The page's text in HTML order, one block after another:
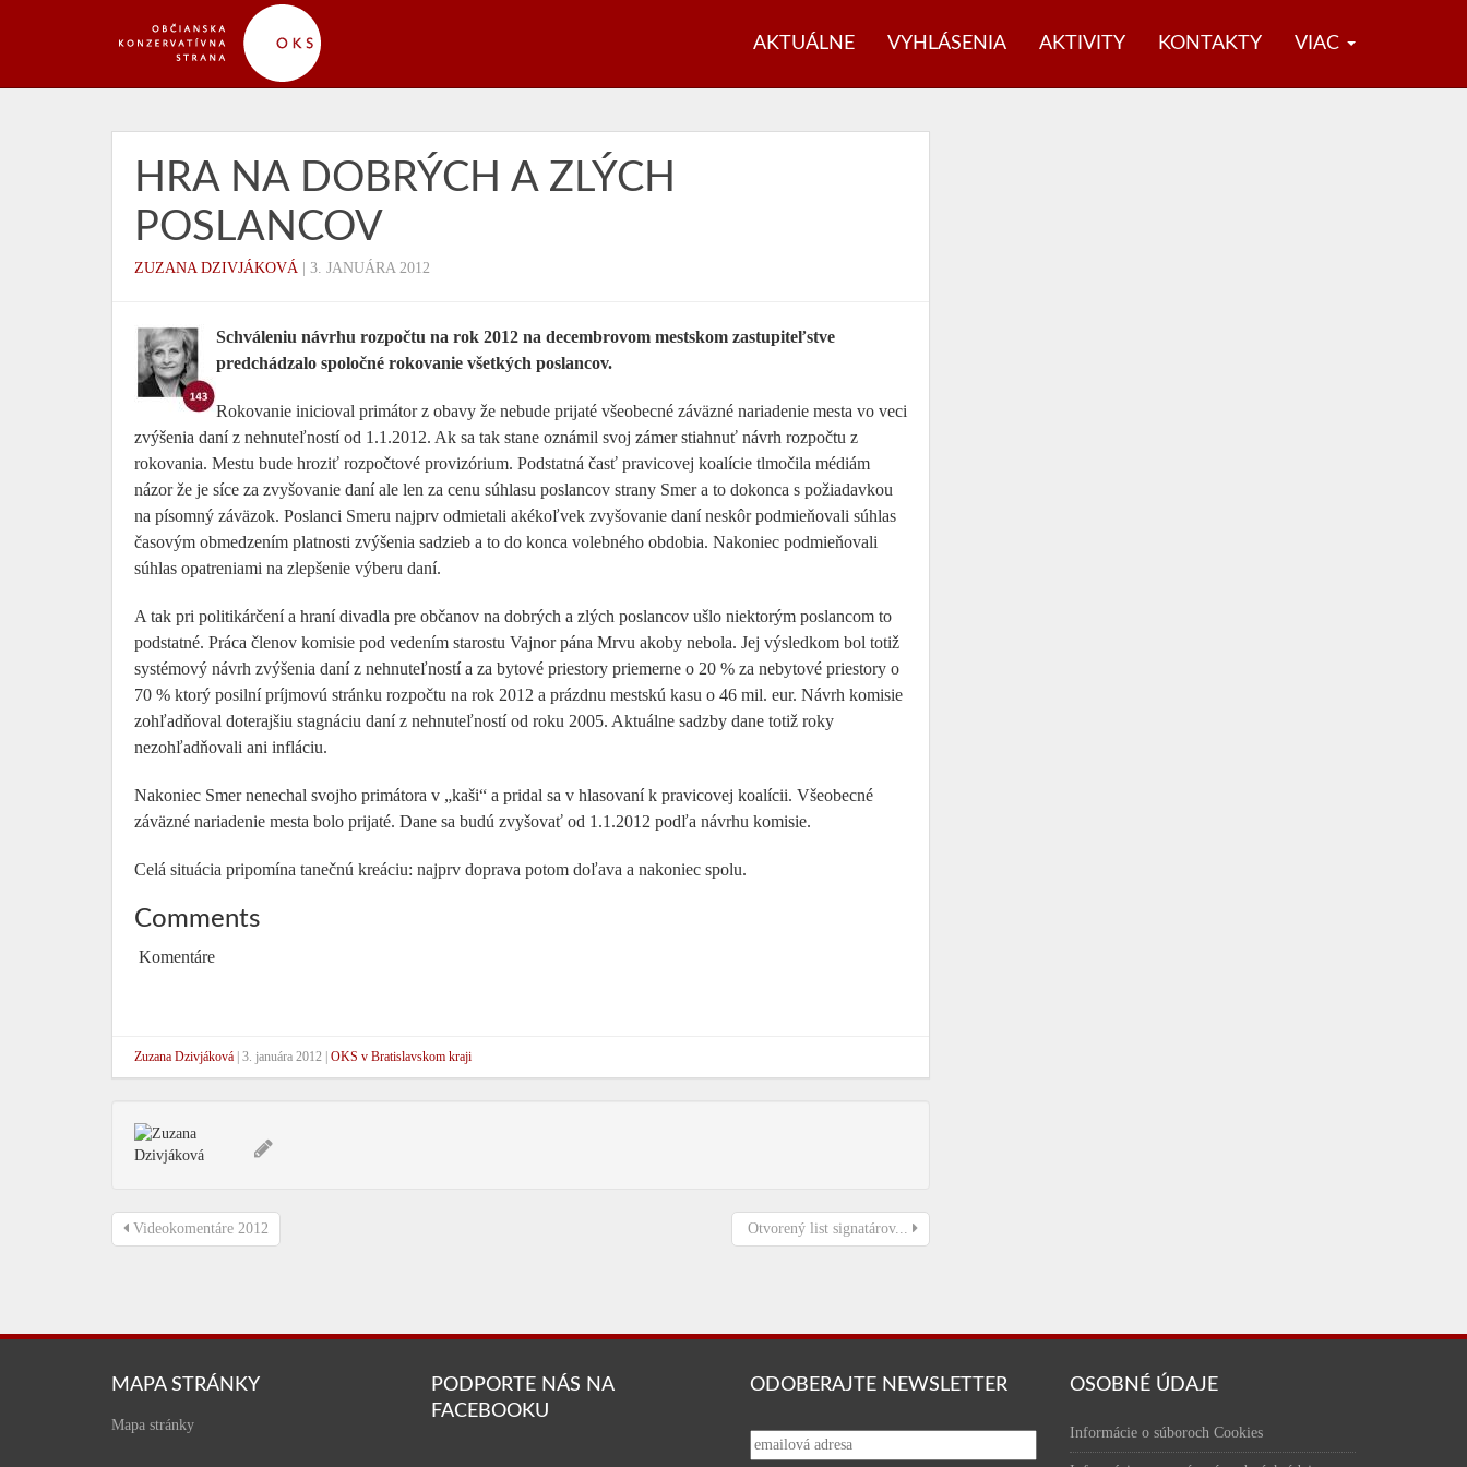
AKTUÁLNE VYHLÁSENIA AKTIVITY KONTAKTY VIAC
HRA NA DOBRÝCH A ZLÝCH
POSLANCOV
ZUZANA DZIVJÁKOVÁ 3. JANUÁRA 2012
Schváleniu návrhu rozpočtu na rok 2012 na decembrovom mestskom zastupiteľstve
predchádzalo spoločné rokovanie všetkých poslancov.
Rokovanie inicioval primátor z obavy že nebude prijaté všeobecné záväzné nariadenie mesta vo veci
zvýšenia daní z nehnuteľností od 1.1.2012. Ak sa tak stane oznámil svoj zámer stiahnuť návrh rozpočtu z
rokovania. Mestu bude hroziť rozpočtové provizórium. Podstatná časť pravicovej koalície tlmočila médiám
názor že je síce za zvyšovanie daní ale len za cenu súhlasu poslancov strany Smer a to dokonca s požiadavkou
na písomný záväzok. Poslanci Smeru najprv odmietali akékoľvek zvyšovanie daní neskôr podmieňovali súhlas
časovým obmedzením platnosti zvýšenia sadzieb a to do konca volebného obdobia. Nakoniec podmieňovali
súhlas opatreniami na zlepšenie výberu daní.
A tak pri politikárčení a hraní divadla pre občanov na dobrých a zlých poslancov ušlo niektorým poslancom to
podstatné. Práca členov komisie pod vedením starostu Vajnor pána Mrvu akoby nebola. Jej výsledkom bol totiž
systémový návrh zvýšenia daní z nehnuteľností a za bytové priestory priemerne o 20 % za nebytové priestory o
70 % ktorý posilní príjmovú stránku rozpočtu na rok 2012 a prázdnu mestskú kasu o 46 mil. eur. Návrh komisie
zohľadňoval doterajšiu stagnáciu daní z nehnuteľností od roku 2005. Aktuálne sadzby dane totiž roky
nezohľadňovali ani infláciu.
Nakoniec Smer nenechal svojho primátora v „kaši“ a pridal sa v hlasovaní k pravicovej koalícii. Všeobecné
záväzné nariadenie mesta bolo prijaté. Dane sa budú zvyšovať od 1.1.2012 podľa návrhu komisie.
Celá situácia pripomína tanečnú kreáciu: najprv doprava potom doľava a nakoniec spolu.
Comments
Komentáre
Zuzana Dzivjáková 3. januára 2012 OKS v Bratislavskom kraji
Videokomentáre 2012 Otvorený list signatárov...
MAPA STRÁNKY
Mapa stránky
PODPORTE NÁS NA
FACEBOOKU
ODOBERAJTE NEWSLETTER OSOBNÉ ÚDAJE
Informácie o súboroch Cookies